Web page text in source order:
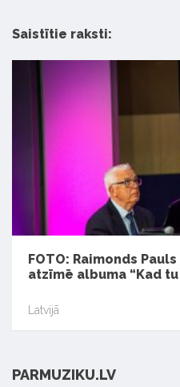
Saistītie raksti:
FOTO: Raimonds
atzīmē albuma “Kad
Latvijā
PARMUZIKU.LV